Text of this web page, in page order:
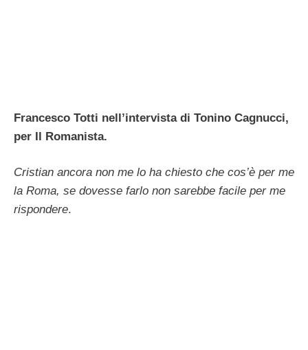
Francesco Totti nell’intervista di Tonino Cagnucci,
per Il Romanista.
Cristian ancora non me lo ha chiesto che cos’è per me
la Roma, se dovesse farlo non sarebbe facile per me
rispondere.